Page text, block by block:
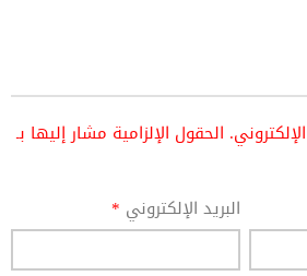
الحقول الإلزامية مشار إليها بـ
البريد الإلكتروني *